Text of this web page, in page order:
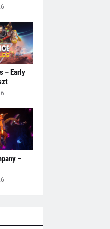
– Early
–